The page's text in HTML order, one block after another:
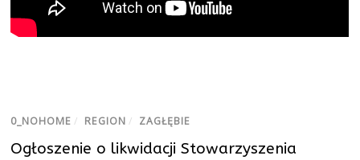
0_NOHOME / REGION / ZAGŁĘBIE
Ogłoszenie o likwidacji Stowarzyszenia